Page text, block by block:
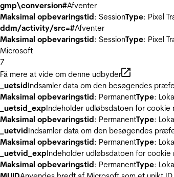
gmp\conversion#Afventer
Maksimal opbevaringstid: SessionType: Pixel
ddm/activity/src=#Afventer
Maksimal opbevaringstid: SessionType: Pixel
Microsoft
7
Få mere at vide om denne udbyder
_uetsidIndsamler data om den besøgendes
Maksimal opbevaringstid: PermanentType:
_uetsid_expIndeholder udløbsdatoen for cookie
Maksimal opbevaringstid: PermanentType:
_uetvidIndsamler data om den besøgendes
Maksimal opbevaringstid: PermanentType:
_uetvid_expIndeholder udløbsdatoen for cookie
Maksimal opbevaringstid: PermanentType: